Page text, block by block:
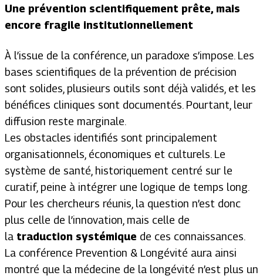
Une prévention scientifiquement prête, mais
encore fragile institutionnellement
À l’issue de la conférence, un paradoxe s’impose. Les
bases scientifiques de la prévention de précision
sont solides, plusieurs outils sont déjà validés, et les
bénéfices cliniques sont documentés. Pourtant, leur
diffusion reste marginale.
Les obstacles identifiés sont principalement
organisationnels, économiques et culturels. Le
système de santé, historiquement centré sur le
curatif, peine à intégrer une logique de temps long.
Pour les chercheurs réunis, la question n’est donc
plus celle de l’innovation, mais celle de
la traduction systémique de ces connaissances.
La conférence Prevention & Longévité aura ainsi
montré que la médecine de la longévité n’est plus un